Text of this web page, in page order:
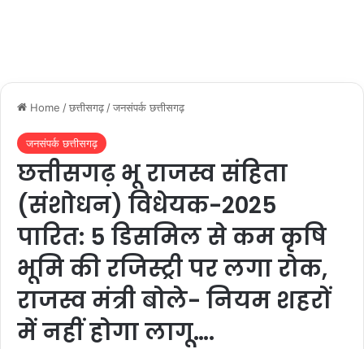
Home /छत्तीसगढ़ /जनसंपर्क छत्तीसगढ़
जनसंपर्क छत्तीसगढ़
छत्तीसगढ़ भू राजस्व संहिता
(संशोधन) विधेयक-2025
पारित: 5 डिसमिल से कम कृषि
भूमि की रजिस्ट्री पर लगा रोक,
राजस्व मंत्री बोले- नियम शहरों
में नहीं होगा लागू….